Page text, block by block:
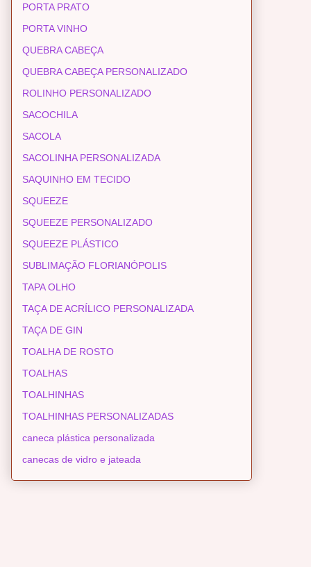
PORTA PRATO
PORTA VINHO
QUEBRA CABEÇA
QUEBRA CABEÇA PERSONALIZADO
ROLINHO PERSONALIZADO
SACOCHILA
SACOLA
SACOLINHA PERSONALIZADA
SAQUINHO EM TECIDO
SQUEEZE
SQUEEZE PERSONALIZADO
SQUEEZE PLÁSTICO
SUBLIMAÇÃO FLORIANÓPOLIS
TAPA OLHO
TAÇA DE ACRÍLICO PERSONALIZADA
TAÇA DE GIN
TOALHA DE ROSTO
TOALHAS
TOALHINHAS
TOALHINHAS PERSONALIZADAS
caneca plástica personalizada
canecas de vidro e jateada